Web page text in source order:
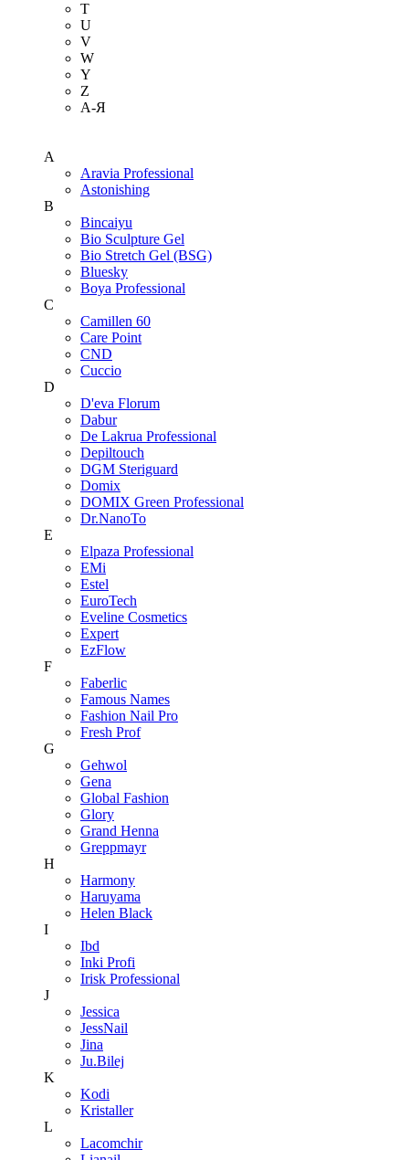
T
U
V
W
Y
Z
А-Я
A
Aravia Professional
Astonishing
B
Bincaiyu
Bio Sculpture Gel
Bio Stretch Gel (BSG)
Bluesky
Boya Professional
C
Camillen 60
Care Point
CND
Cuccio
D
D'eva Florum
Dabur
De Lakrua Professional
Depiltouch
DGM Steriguard
Domix
DOMIX Green Professional
Dr.NanoTo
E
Elpaza Professional
EMi
Estel
EuroTech
Eveline Cosmetics
Expert
EzFlow
F
Faberlic
Famous Names
Fashion Nail Pro
Fresh Prof
G
Gehwol
Gena
Global Fashion
Glory
Grand Henna
Greppmayr
H
Harmony
Haruyama
Helen Black
I
Ibd
Inki Profi
Irisk Professional
J
Jessica
JessNail
Jina
Ju.Bilej
K
Kodi
Kristaller
L
Lacomchir